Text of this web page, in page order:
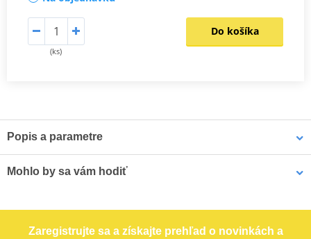
(ks)
Do košíka
Popis a parametre
Výrobca
Mohlo by sa vám hodiť
Zaregistrujte sa a získajte prehľad o novinkách a